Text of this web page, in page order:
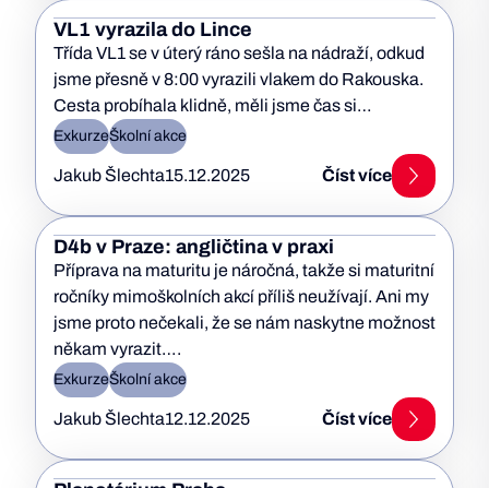
VL1 vyrazila do Lince
Třída VL1 se v úterý ráno sešla na nádraží, odkud
jsme přesně v 8:00 vyrazili vlakem do Rakouska.
Cesta probíhala klidně, měli jsme čas si…
ExkurzeŠkolní akce
Jakub Šlechta15.12.2025 Číst více
D4b v Praze: angličtina v praxi
Příprava na maturitu je náročná, takže si maturitní
ročníky mimoškolních akcí příliš neužívají. Ani my
jsme proto nečekali, že se nám naskytne možnost
někam vyrazit….
ExkurzeŠkolní akce
Jakub Šlechta12.12.2025 Číst více